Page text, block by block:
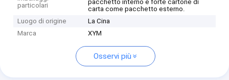
particolari
pacchetto interno e forte cartone di
carta come pacchetto esterno.
Luogo di origine
La Cina
Marca
XYM
Osservi più